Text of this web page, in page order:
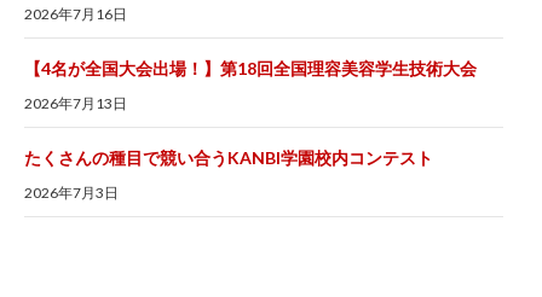
2026年7月16日
【4名が全国大会出場！】第18回全国理容美容学生技術大会
2026年7月13日
たくさんの種目で競い合うKANBI学園校内コンテスト
2026年7月3日